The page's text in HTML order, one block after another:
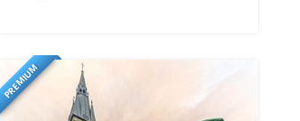
PREMIUM